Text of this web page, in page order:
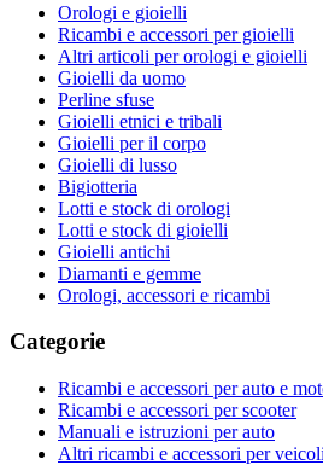
Orologi e gioielli
Ricambi e accessori per gioielli
Altri articoli per orologi e gioielli
Gioielli da uomo
Perline sfuse
Gioielli etnici e tribali
Gioielli per il corpo
Gioielli di lusso
Bigiotteria
Lotti e stock di orologi
Lotti e stock di gioielli
Gioielli antichi
Diamanti e gemme
Orologi, accessori e ricambi
Categorie
Ricambi e accessori per auto e
Ricambi e accessori per scooter
Manuali e istruzioni per auto
Altri ricambi e accessori per veicoli